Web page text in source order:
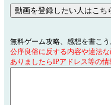
無料ゲーム攻略、感想を書こ
公序良俗に反する内容や違法
ありましたらIPアドレス等の